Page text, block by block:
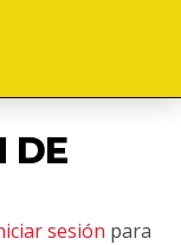
DE
sesión para